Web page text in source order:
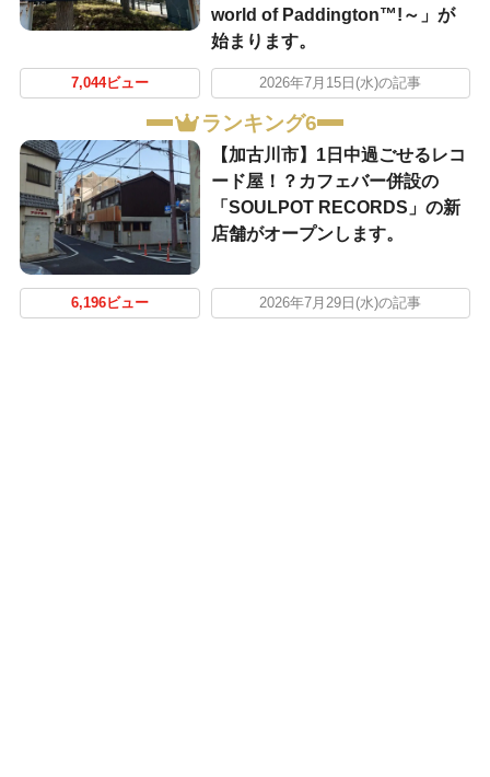
world of Paddington™!～」が
始まります。
7,044ビュー 2026年7月15日(水)の記事
ランキング6
【加古川市】1日中過ごせるレコ
ード屋！？カフェバー併設の
「SOULPOT RECORDS」の新
店舗がオープンします。
6,196ビュー 2026年7月29日(水)の記事